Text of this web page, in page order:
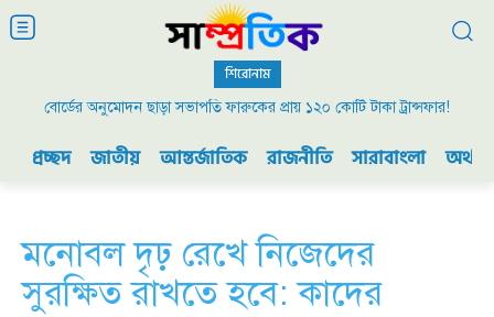
শিরোনাম
বোর্ডের অনুমোদন ছাড়া সভাপতি ফারুকের প্রায় ১২০ কোটি টাকা ট্রান্সফার!
প্রচ্ছদ জাতীয় আন্তর্জাতিক রাজনীতি সারাবাংলা
মনোবল দৃঢ় রেখে নিজেদের
সুরক্ষিত রাখতে হবে: কাদের